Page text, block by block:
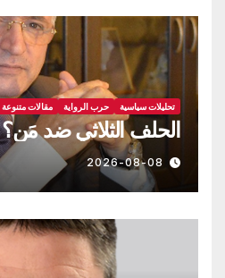
تحليلات سياسية حرب الرواية مقالات متنوعة
الحلف الثلاثي ضد مَن؟
2026-08-08